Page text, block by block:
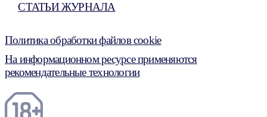
СТАТЬИ ЖУРНАЛА
Политика обработки файлов cookie
На информационном ресурсе применяются
рекомендательные технологии